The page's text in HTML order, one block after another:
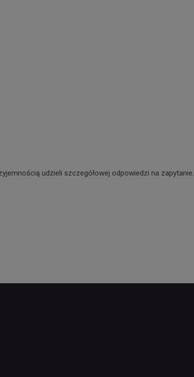
udzieli szczegółowej odpowiedzi na zapytanie.